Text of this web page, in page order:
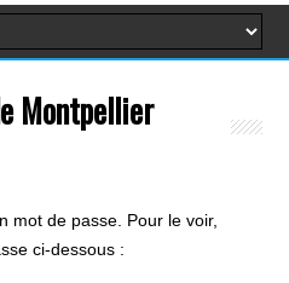
Montpellier
mot de passe. Pour le voir,
ci-dessous :